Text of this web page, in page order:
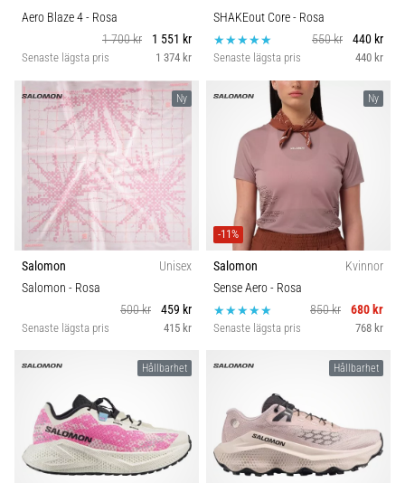
Aero Blaze 4- Rosa
1 700 kr
1 551 kr
Senaste lägsta pris 1 374 kr
SHAKEout Core- Rosa
550 kr
440 kr
Senaste lägsta pris 440 kr
Ny
Salomon
Unisex
Salomon - Rosa
500 kr
459 kr
Senaste lägsta pris 415 kr
Ny
-11%
Salomon
Kvinnor
Sense Aero- Rosa
850 kr
680 kr
Senaste lägsta pris 768 kr
Hållbarhet Hållbarhet